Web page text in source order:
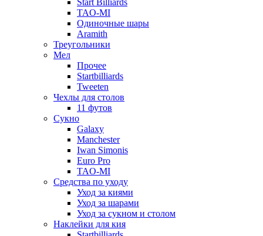
Start Billiards
TAO-MI
Одиночные шары
Aramith
Треугольники
Мел
Прочее
Startbilliards
Tweeten
Чехлы для столов
11 футов
Сукно
Galaxy
Manchester
Iwan Simonis
Euro Pro
TAO-MI
Средства по уходу
Уход за киями
Уход за шарами
Уход за сукном и столом
Наклейки для кия